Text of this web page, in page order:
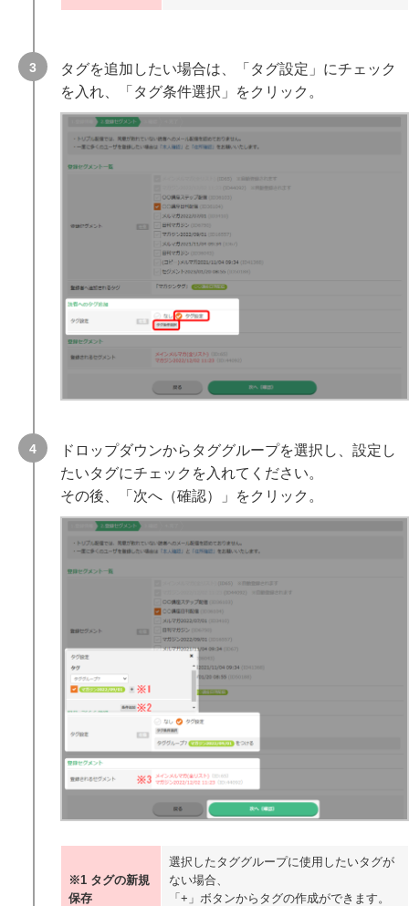
タグを追加したい場合は、「タグ設定」にチェック
を入れ、「タグ条件選択」をクリック。
ドロップダウンからタググループを選択し、設定し
たいタグにチェックを入れてください。
その後、「次へ（確認）」をクリック。
※1 タグの新規
保存
選択したタググループに使用したいタグが
ない場合、
「+」ボタンからタグの作成ができます。